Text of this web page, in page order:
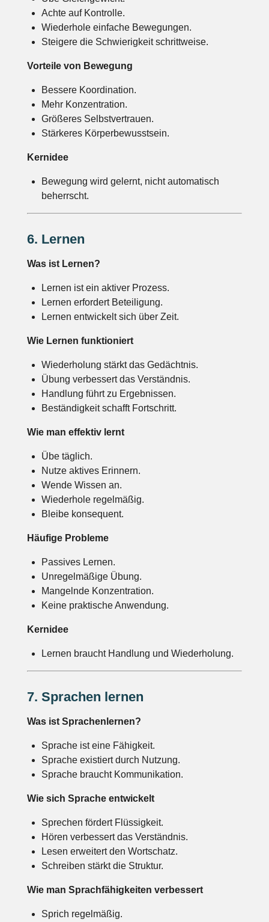
Achte auf Kontrolle.
Wiederhole einfache Bewegungen.
Steigere die Schwierigkeit schrittweise.
Vorteile von Bewegung
Bessere Koordination.
Mehr Konzentration.
Größeres Selbstvertrauen.
Stärkeres Körperbewusstsein.
Kernidee
Bewegung wird gelernt, nicht automatisch
beherrscht.
6. Lernen
Was ist Lernen?
Lernen ist ein aktiver Prozess.
Lernen erfordert Beteiligung.
Lernen entwickelt sich über Zeit.
Wie Lernen funktioniert
Wiederholung stärkt das Gedächtnis.
Übung verbessert das Verständnis.
Handlung führt zu Ergebnissen.
Beständigkeit schafft Fortschritt.
Wie man effektiv lernt
Übe täglich.
Nutze aktives Erinnern.
Wende Wissen an.
Wiederhole regelmäßig.
Bleibe konsequent.
Häufige Probleme
Passives Lernen.
Unregelmäßige Übung.
Mangelnde Konzentration.
Keine praktische Anwendung.
Kernidee
Lernen braucht Handlung und Wiederholung.
7. Sprachen lernen
Was ist Sprachenlernen?
Sprache ist eine Fähigkeit.
Sprache existiert durch Nutzung.
Sprache braucht Kommunikation.
Wie sich Sprache entwickelt
Sprechen fördert Flüssigkeit.
Hören verbessert das Verständnis.
Lesen erweitert den Wortschatz.
Schreiben stärkt die Struktur.
Wie man Sprachfähigkeiten verbessert
Sprich regelmäßig.